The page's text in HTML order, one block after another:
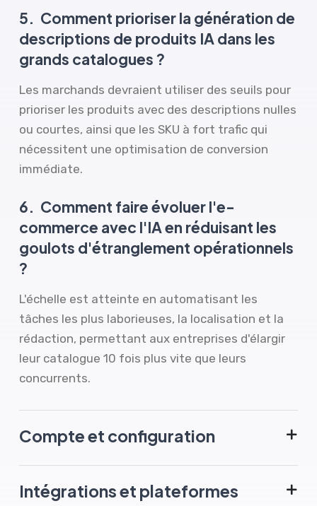
5. Comment prioriser la génération de
descriptions de produits IA dans les
grands catalogues ?
Les marchands devraient utiliser des seuils pour
prioriser les produits avec des descriptions nulles
ou courtes, ainsi que les SKU à fort trafic qui
nécessitent une optimisation de conversion
immédiate.
6. Comment faire évoluer l'e-
commerce avec l'IA en réduisant les
goulots d'étranglement opérationnels
?
L'échelle est atteinte en automatisant les
tâches les plus laborieuses, la localisation et la
rédaction, permettant aux entreprises d'élargir
leur catalogue 10 fois plus vite que leurs
concurrents.
Compte et configuration
Intégrations et plateformes